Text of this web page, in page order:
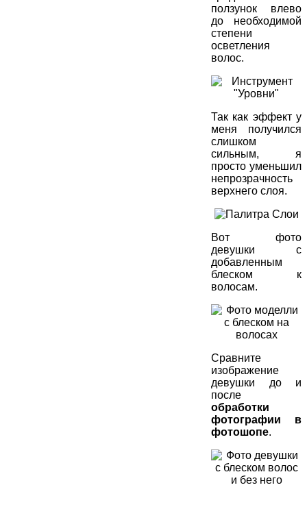
ползунок влево
до необходимой
степени
осветления
волос.
Так как эффект у
меня получился
слишком
сильным, я
просто уменьшил
непрозрачность
верхнего слоя.
Вот фото
девушки с
добавленным
блеском к
волосам.
Сравните
изображение
девушки до и
после
обработки
фотографии в
фотошопе.